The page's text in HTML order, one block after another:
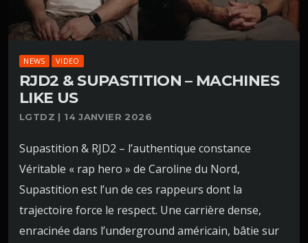
NEWS VIDEO
RJD2 & SUPASTITION – MACHINES
LIKE US
LGTDZ | 14 JANVIER 2026
Supastition & RJD2 – l’authentique constance
Véritable « rap hero » de Caroline du Nord,
Supastition est l’un de ces rappeurs dont la
trajectoire force le respect. Une carrière dense,
enracinée dans l’underground américain, bâtie sur